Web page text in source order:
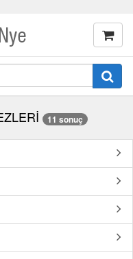
11 sonuç